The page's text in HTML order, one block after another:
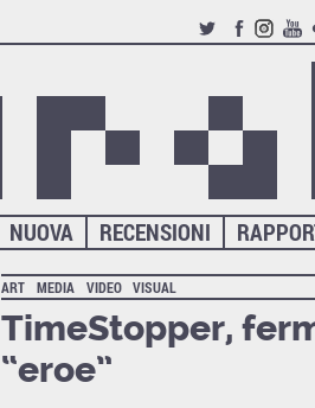
TWITTERFACEBOOK
RECENSIONI
NUOVA
ART MEDIA VIDEO VISUAL
TimeStopper,
“eroe”